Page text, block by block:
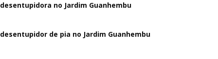
desentupidora no Jardim Guanhembu
desentupidor de pia no Jardim Guanhembu